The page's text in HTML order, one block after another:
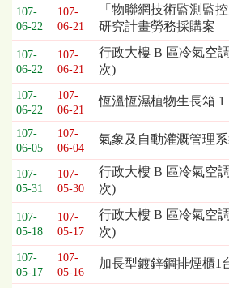
標
日
期、
截
標
日
期、
公
告
事
項
107-
06-22
107-
06-21
「物聯網技術監測監
研究計畫勞務採購案
107-
06-22
107-
06-21
行政大樓 B 區冷氣空
次)
107-
06-22
107-
06-21
恆溫恆濕植物生長箱 1
107-
06-05
107-
06-04
氣象及自動灌溉管理
107-
05-31
107-
05-30
行政大樓 B 區冷氣空
次)
107-
05-18
107-
05-17
行政大樓 B 區冷氣空
次)
107-
05-17
107-
05-16
加長型鍍鋅鋼排煙櫃1